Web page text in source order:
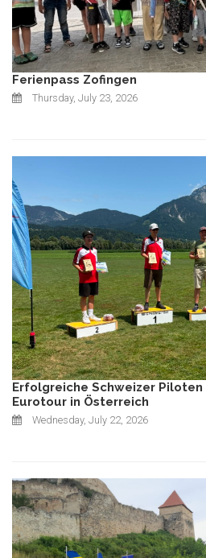
Ferienpass Zofingen
Thursday, July 23, 2026
Erfolgreiche Schweizer
Eurotour in Österreich
Wednesday, July 22, 2026